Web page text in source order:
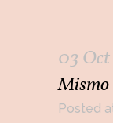
03 Oct
Mismo
Posted